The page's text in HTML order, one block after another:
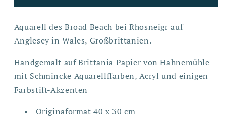
Aquarell des Broad Beach bei Rhosneigr auf
Anglesey in Wales, Großbrittanien.
Handgemalt auf Brittania Papier von Hahnemühle
mit Schmincke Aquarellffarben, Acryl und einigen
Farbstift-Akzenten
Originaformat 40 x 30 cm